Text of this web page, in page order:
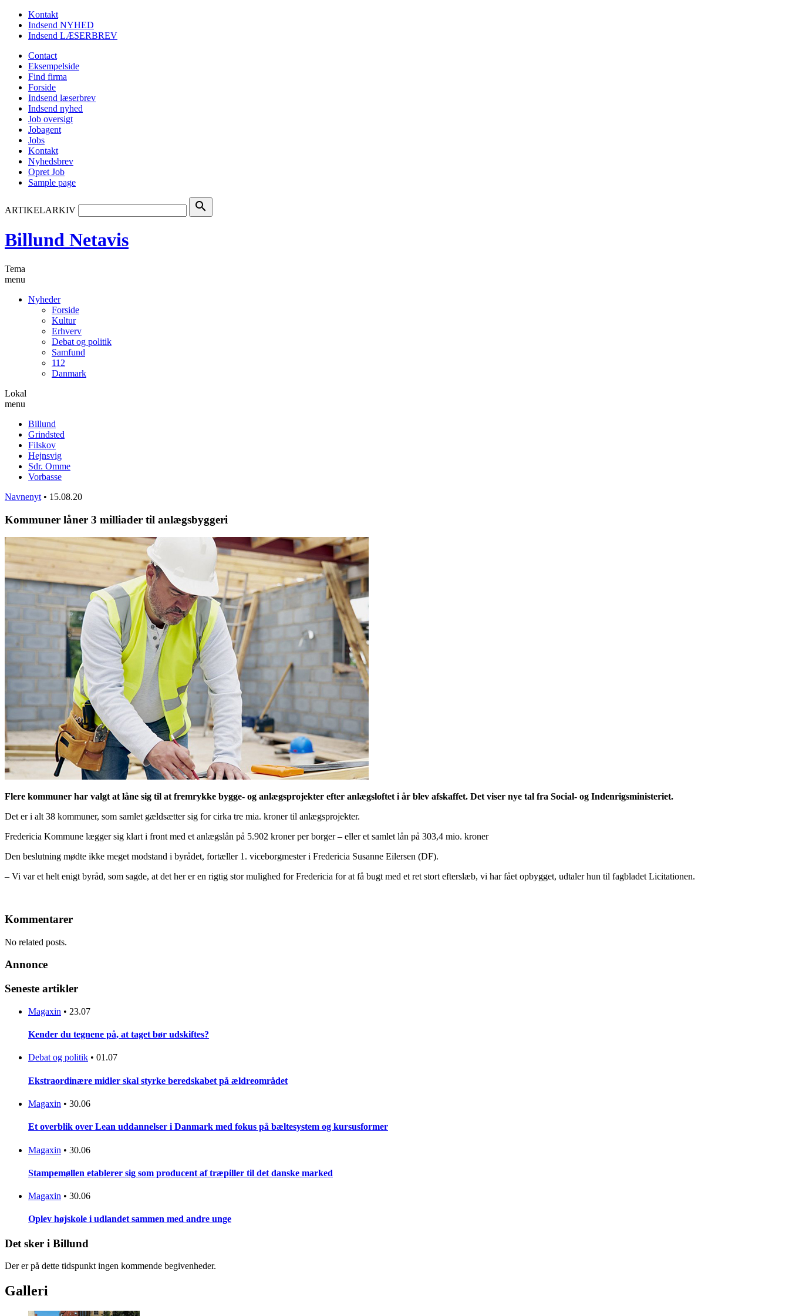
Kontakt
Indsend NYHED
Indsend LÆSERBREV
Contact
Eksempelside
Find firma
Forside
Indsend læserbrev
Indsend nyhed
Job oversigt
Jobagent
Jobs
Kontakt
Nyhedsbrev
Opret Job
Sample page
ARTIKELARKIV search
Billund Netavis
Tema
menu
Nyheder
Forside
Kultur
Erhverv
Debat og politik
Samfund
112
Danmark
Lokal
menu
Billund
Grindsted
Filskov
Hejnsvig
Sdr. Omme
Vorbasse
Navnenyt • 15.08.20
Kommuner låner 3 milliader til anlægsbyggeri
Flere kommuner har valgt at låne sig til at fremrykke bygge- og anlægsprojekter efter anlægsloftet i år blev afskaffet. Det viser nye tal fra Social- og Indenrigsministeriet.
Det er i alt 38 kommuner, som samlet gældsætter sig for cirka tre mia. kroner til anlægsprojekter.
Fredericia Kommune lægger sig klart i front med et anlægslån på 5.902 kroner per borger – eller et samlet lån på 303,4 mio. kroner
Den beslutning mødte ikke meget modstand i byrådet, fortæller 1. viceborgmester i Fredericia Susanne Eilersen (DF).
– Vi var et helt enigt byråd, som sagde, at det her er en rigtig stor mulighed for Fredericia for at få bugt med et ret stort efterslæb, vi har fået opbygget, udtaler hun til fagbladet Licitationen.
Kommentarer
No related posts.
Annonce
Seneste artikler
Magaxin • 23.07
Kender du tegnene på, at taget bør udskiftes?
Debat og politik • 01.07
Ekstraordinære midler skal styrke beredskabet på ældreområdet
Magaxin • 30.06
Et overblik over Lean uddannelser i Danmark med fokus på bæltesystem og kursusformer
Magaxin • 30.06
Stampemøllen etablerer sig som producent af træpiller til det danske marked
Magaxin • 30.06
Oplev højskole i udlandet sammen med andre unge
Det sker i Billund
Der er på dette tidspunkt ingen kommende begivenheder.
Galleri